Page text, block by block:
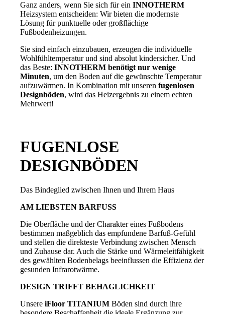
Ganz anders, wenn Sie sich für einINNOTHERM
Heizsystem entscheiden: Wir bieten die modernste
Lösung für punktuelle oder großflächige
Fußbodenheizungen.
Sie sind einfach einzubauen, erzeugen die individuelle
Wohlfühltemperatur und sind absolut kindersicher. Und
das Beste:INNOTHERM benötigt nur wenige
Minuten, um den Boden auf die gewünschte Temperatur
aufzuwärmen. In Kombination mit unserenfugenlosen
Designböden, wird das Heizergebnis zu einem echten
Mehrwert!
FUGENLOSE
DESIGNBÖDEN
Das Bindeglied zwischen Ihnen und Ihrem Haus
AM LIEBSTEN BARFUSS
Die Oberfläche und der Charakter eines Fußbodens
bestimmen maßgeblich das empfundene Barfuß-Gefühl
und stellen die direkteste Verbindung zwischen Mensch
und Zuhause dar. Auch die Stärke und Wärmeleitfähigkeit
des gewählten Bodenbelags beeinflussen die Effizienz der
gesunden Infrarotwärme.
DESIGN TRIFFT BEHAGLICHKEIT
UnsereiFloor TITANIUM Böden sind durch ihre